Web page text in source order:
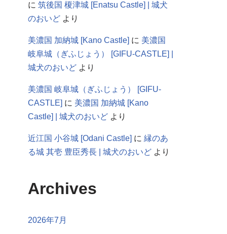
に 筑後国 榎津城 [Enatsu Castle] | 城犬
のおいど より
美濃国 加納城 [Kano Castle] に 美濃国
岐阜城（ぎふじょう） [GIFU-CASTLE] |
城犬のおいど より
美濃国 岐阜城（ぎふじょう） [GIFU-
CASTLE] に 美濃国 加納城 [Kano
Castle] | 城犬のおいど より
近江国 小谷城 [Odani Castle] に 縁のあ
る城 其壱 豊臣秀長 | 城犬のおいど より
Archives
2026年7月